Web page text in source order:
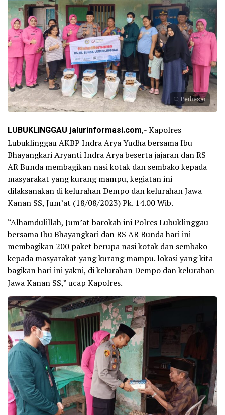
Perbesar
LUBUKLINGGAU jalurinformasi.com,- Kapolres
Lubuklinggau AKBP Indra Arya Yudha bersama Ibu
Bhayangkari Aryanti Indra Arya beserta jajaran dan RS
AR Bunda membagikan nasi kotak dan sembako kepada
masyarakat yang kurang mampu, kegiatan ini
dilaksanakan di kelurahan Dempo dan kelurahan Jawa
Kanan SS, Jum’at (18/08/2023) Pk. 14.00 Wib.
“Alhamdulillah, Jum’at barokah ini Polres Lubuklinggau
bersama Ibu Bhayangkari dan RS AR Bunda hari ini
membagikan 200 paket berupa nasi kotak dan sembako
kepada masyarakat yang kurang mampu. lokasi yang kita
bagikan hari ini yakni, di kelurahan Dempo dan kelurahan
Jawa Kanan SS,” ucap Kapolres.